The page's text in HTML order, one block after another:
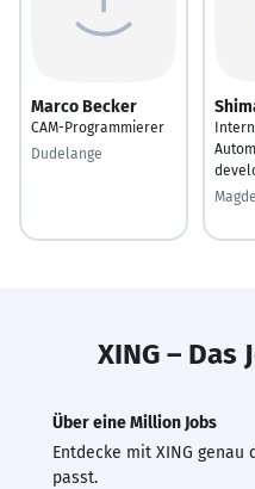
Marco Becker
CAM-Programmierer
Dudelange
XING – Das
Über eine Million Jobs
Entdecke mit XING genau
passt.